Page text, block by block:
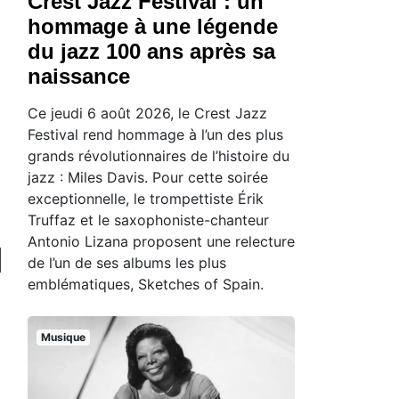
hommage à une légende
du jazz 100 ans après sa
naissance
Ce jeudi 6 août 2026, le Crest Jazz
Festival rend hommage à l’un des plus
grands révolutionnaires de l’histoire du
jazz : Miles Davis. Pour cette soirée
exceptionnelle, le trompettiste Érik
Truffaz et le saxophoniste-chanteur
Antonio Lizana proposent une relecture
de l’un de ses albums les plus
emblématiques, Sketches of Spain.
Musique